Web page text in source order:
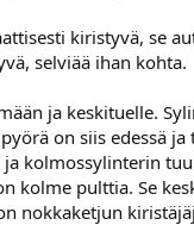
kiristyvä, se
selviää ihan kohta.
ja keskituelle.
on siis edessä ja
ja kolmossylinterin
kolme pulttia. Se
nokkaketjun